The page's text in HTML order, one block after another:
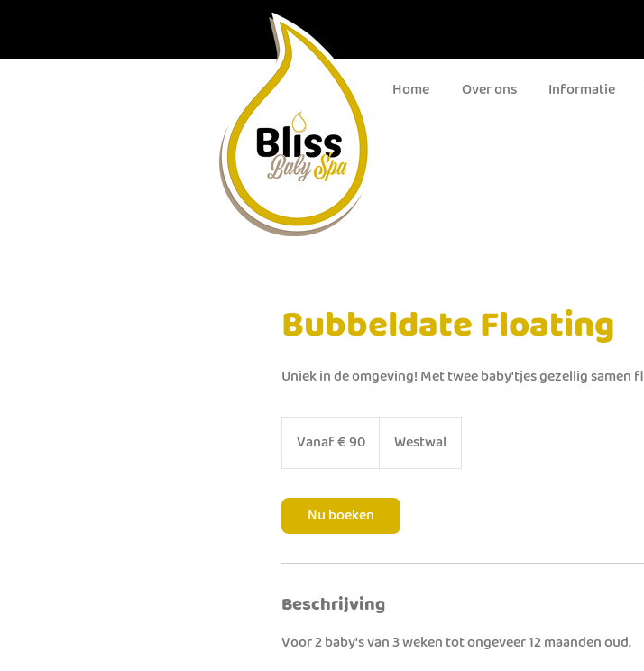
Home Over ons Informatie
Bubbeldate Floating
Uniek in de omgeving! Met twee baby'tjes gezellig samen
euroVanaf € 90 Westwal
Nu boeken
Beschrijving
Voor 2 baby's van 3 weken tot ongeveer 12 maanden oud.